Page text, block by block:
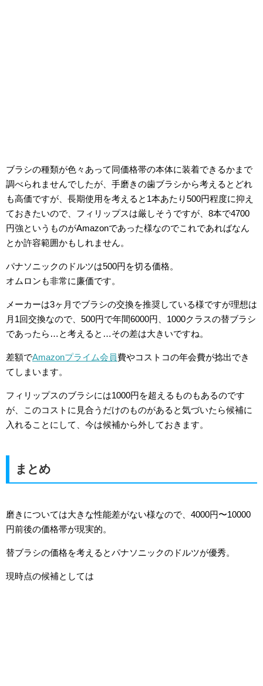
ブラシの種類が色々あって同価格帯の本体に装着できるかまで
調べられませんでしたが、手磨きの歯ブラシから考えるとどれ
も高価ですが、長期使用を考えると1本あたり500円程度に抑え
ておきたいので、フィリップスは厳しそうですが、8本で4700
円強というものがAmazonであった様なのでこれであればなん
とか許容範囲かもしれません。
パナソニックのドルツは500円を切る価格。
オムロンも非常に廉価です。
メーカーは3ヶ月でブラシの交換を推奨している様ですが理想は
月1回交換なので、500円で年間6000円、1000クラスの替ブラシ
であったら…と考えると…その差は大きいですね。
差額でAmazonプライム会員費やコストコの年会費が捻出でき
てしまいます。
フィリップスのブラシには1000円を超えるものもあるのです
が、このコストに見合うだけのものがあると気づいたら候補に
入れることにして、今は候補から外しておきます。
まとめ
磨きについては大きな性能差がない様なので、4000円〜10000
円前後の価格帯が現実的。
替ブラシの価格を考えるとパナソニックのドルツが優秀。
現時点の候補としては